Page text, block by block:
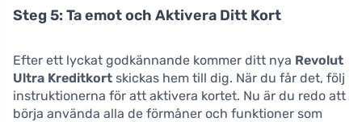
Steg 5: Ta emot och Aktivera Ditt Kort
Efter ett lyckat godkännande kommer ditt nya Revolut
Ultra Kreditkort skickas hem till dig. När du får det, följ
instruktionerna för att aktivera kortet. Nu är du redo att
börja använda alla de förmåner och funktioner som